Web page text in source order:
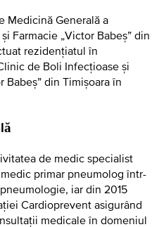
Medicină Generală a
Farmacie „Victor Babeș” din
rezidențiatul în
de Boli Infecțioase și
din Timișoara în
de medic specialist
primar pneumolog într-
iar din 2015
Cardioprevent asigurând
medicale în domeniul